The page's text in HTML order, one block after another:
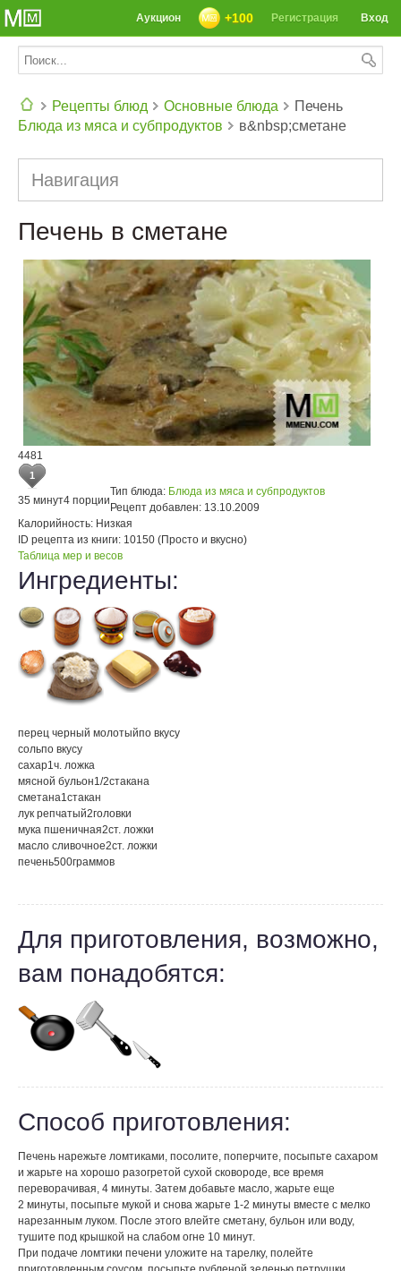
Вход
Регистрация
+100
Аукцион
Рецепты блюд
Основные блюда
Блюда из мяса и субпродуктов
Печень
в&nbsp;сметане
Навигация
Печень в сметане
4481
1
35 минут4 порции
Тип блюда: Блюда из мяса и субпродуктов
Рецепт добавлен: 13.10.2009
Калорийность: Низкая
ID рецепта из книги: 10150 (Просто и вкусно)
Таблица мер и весов
Ингредиенты:
перец черный молотыйпо вкусу
сольпо вкусу
сахар1ч. ложка
мясной бульон1/2стакана
сметана1стакан
лук репчатый2головки
мука пшеничная2ст. ложки
масло сливочное2ст. ложки
печень500граммов
Для приготовления, возможно,
вам понадобятся:
Способ приготовления:
Печень нарежьте ломтиками, посолите, поперчите, посыпьте сахаром
и жарьте на хорошо разогретой сухой сковороде, все время
переворачивая, 4 минуты. Затем добавьте масло, жарьте еще
2 минуты, посыпьте мукой и снова жарьте 1-2 минуты вместе с мелко
нарезанным луком. После этого влейте сметану, бульон или воду,
тушите под крышкой на слабом огне 10 минут.
При подаче ломтики печени уложите на тарелку, полейте